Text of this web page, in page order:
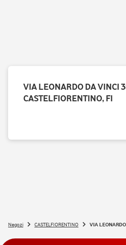
VIA LEONARDO DA VINCI
CASTELFIORENTINO, FI
Negozi CASTELFIORENTINO VIA